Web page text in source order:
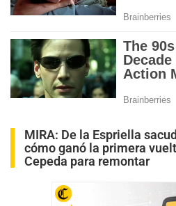
MIRA: De la Espriella
cómo ganó la primera
Cepeda para remontar